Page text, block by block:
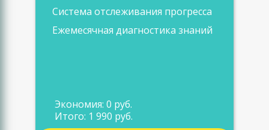
Система отслеживания прогресса
Ежемесячная диагностика знаний
Экономия: 0 руб.
Итого: 1 990 руб.